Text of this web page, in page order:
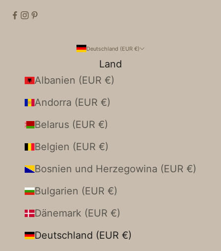
Deutschland (EUR €)
Land
Albanien (EUR €)
Andorra (EUR €)
Belarus (EUR €)
Belgien (EUR €)
Bosnien und Herzegowina (EUR €)
Bulgarien (EUR €)
Dänemark (EUR €)
Deutschland (EUR €)